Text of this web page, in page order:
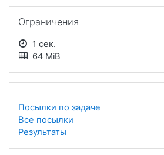
Ограничения
1 сек.
64 MiB
Посылки по задаче
Все посылки
Результаты